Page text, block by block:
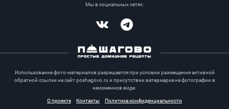
Мы в социальных сетях:
Использование фото-материалов разрешается при условии размещения активной
обратной ссылки на сайт poshagovo.ru и присутствии ватермарка на фотографии в
неизменнов виде.
О проекте
Контакты Политика конфиденциальности